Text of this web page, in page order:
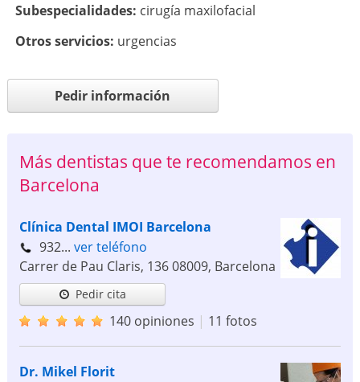
Subespecialidades: cirugía maxilofacial
Otros servicios: urgencias
Pedir información
Más dentistas que te recomendamos en
Barcelona
Clínica Dental IMOI Barcelona
932... ver teléfono
Carrer de Pau Claris, 13608009, Barcelona
Pedir cita
140 opiniones | 11 fotos
Dr. Mikel Florit